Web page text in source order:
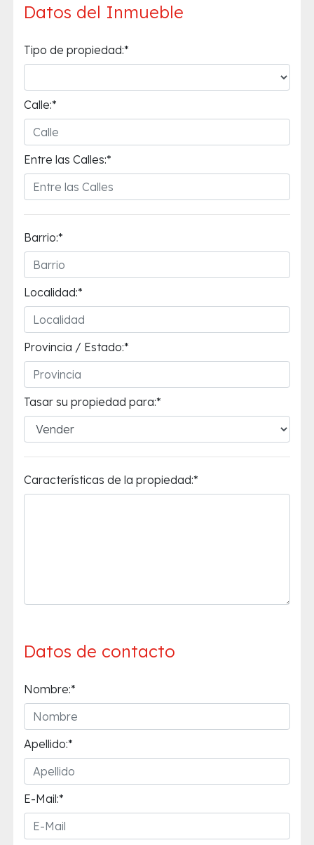
Datos del Inmueble
Tipo de propiedad:*
Calle:*
Entre las Calles:*
Barrio:*
Localidad:*
Provincia / Estado:*
Tasar su propiedad para:*
Características de la propiedad:*
Datos de contacto
Nombre:*
Apellido:*
E-Mail:*